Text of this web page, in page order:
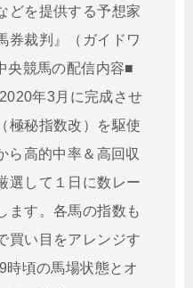
どを提供する予想家
券裁判』（ガイドワ
央競馬の配信内容■
年3月に完成させ
極秘指数改）を駆使
ら高的中率＆高回収
選して１日に数レー
ます。各馬の指数も
買い目をアレンジす
時頃の馬場状態とオ